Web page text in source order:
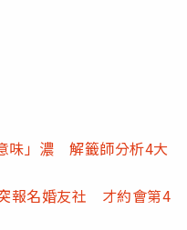
味」濃 解籤師分析4大
報名婚友社 才約會第4